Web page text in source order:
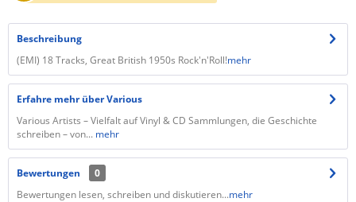
Beschreibung
(EMI) 18 Tracks, Great British 1950s Rock'n'Roll!mehr
Erfahre mehr über Various
Various Artists – Vielfalt auf Vinyl & CD Sammlungen, die Geschichte
schreiben – von... mehr
Bewertungen
0
Bewertungen lesen, schreiben und diskutieren...mehr